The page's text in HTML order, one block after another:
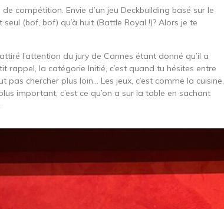
compétition. Envie d’un jeu Deckbuilding basé sur le
(bof, bof) qu’à huit (Battle Royal !)? Alors je te
l’attention du jury de Cannes étant donné qu’il a
rappel, la catégorie Initié, c’est quand tu hésites entre
pas chercher plus loin… Les jeux, c’est comme la cuisine,
important, c’est ce qu’on a sur la table en sachant